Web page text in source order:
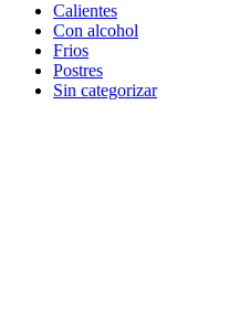
Calientes
Con alcohol
Frios
Postres
Sin categorizar